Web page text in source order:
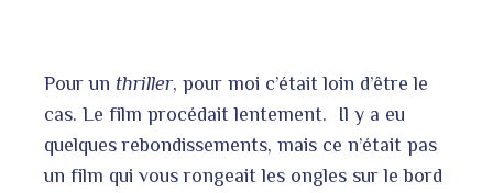
Pour un thriller, pour moi c’était loin d’être le
cas. Le film procédait lentement. Il y a eu
quelques rebondissements, mais ce n’était pas
un film qui vous rongeait les ongles sur le bord